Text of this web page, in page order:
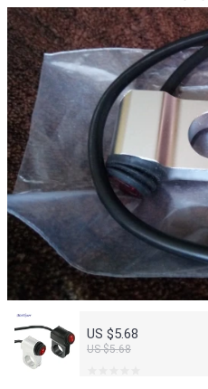
US $5.68
US $5.68